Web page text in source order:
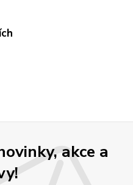
akce a